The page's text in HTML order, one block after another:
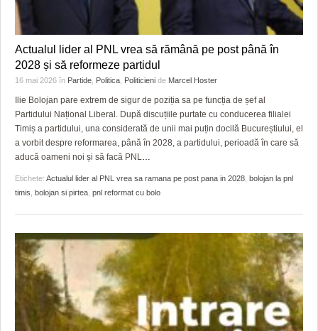
Actualul lider al PNL vrea să rămână pe post până în
2028 și să reformeze partidul
16 mai 2026 în Partide Politica Politicieni de Marcel Hoster
Ilie Bolojan pare extrem de sigur de poziția sa pe funcția de șef al
Partidului Național Liberal. După discuțiile purtate cu conducerea filialei
Timiș a partidului, una considerată de unii mai puțin docilă Bucureștiului, el
a vorbit despre reformarea, până în 2028, a partidului, perioadă în care să
aducă oameni noi și să facă PNL…
Etichete: Actualul lider al PNL vrea sa ramana pe post pana in 2028 bolojan la pnl
timis
bolojan si pirtea pnl reformat cu bolo